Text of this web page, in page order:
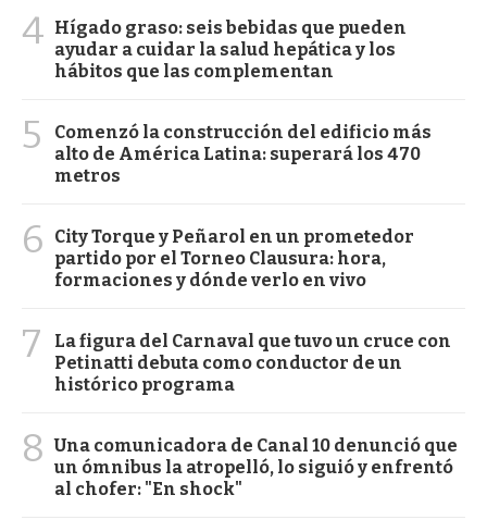
4 Hígado graso: seis bebidas que pueden
ayudar a cuidar la salud hepática y los
hábitos que las complementan
5
Comenzó la construcción del edificio más
alto de América Latina: superará los 470
metros
6
City Torque y Peñarol en un prometedor
partido por el Torneo Clausura: hora,
formaciones y dónde verlo en vivo
7
La figura del Carnaval que tuvo un cruce con
Petinatti debuta como conductor de un
histórico programa
8 Una comunicadora de Canal 10 denunció que
un ómnibus la atropelló, lo siguió y enfrentó
al chofer: "En shock"